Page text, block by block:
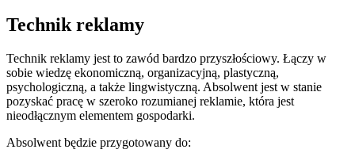
Technik reklamy
Technik reklamy jest to zawód bardzo przyszłościowy. Łączy w
sobie wiedzę ekonomiczną, organizacyjną, plastyczną,
psychologiczną, a także lingwistyczną. Absolwent jest w stanie
pozyskać pracę w szeroko rozumianej reklamie, która jest
nieodłącznym elementem gospodarki.
Absolwent będzie przygotowany do: